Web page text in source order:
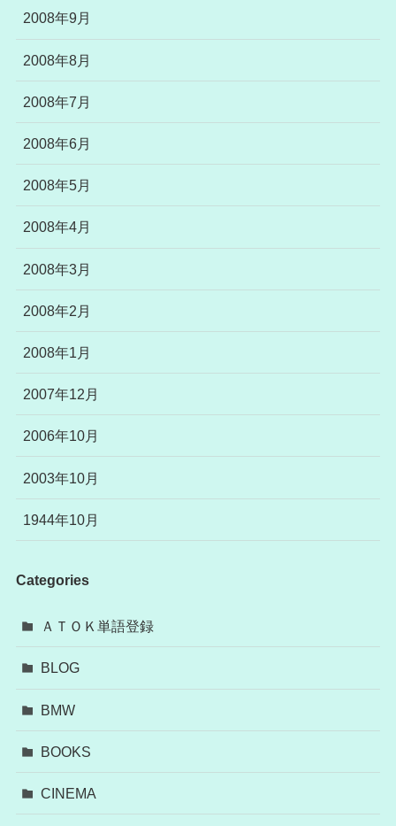
2008年9月
2008年8月
2008年7月
2008年6月
2008年5月
2008年4月
2008年3月
2008年2月
2008年1月
2007年12月
2006年10月
2003年10月
1944年10月
Categories
ＡＴＯＫ単語登録
BLOG
BMW
BOOKS
CINEMA